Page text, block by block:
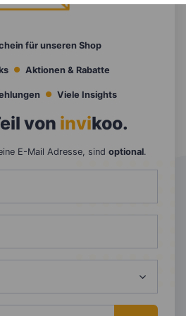
für unseren Shop
Aktionen & Rabatte
Viele Insights
von invikoo.
E-Mail Adresse, sind optional.